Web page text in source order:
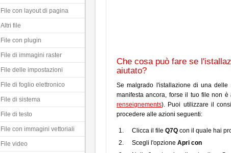
File con layout di pagina
Altri file
File con plugin
File di immagini raster
File delle impostazioni
File di foglio elettronico
File di sistema
File di testo
File con immagini vettoriali
File video
Che cosa può fare se
aiutato?
Se malgrado l'istallazione di una
manifesta ancora, forse il tuo file non
renseignements). Puoi utilizzare il
procedere alle azioni seguenti:
Clicca il file Q7Q con il quale hai
Scegli l'opzione Apri con